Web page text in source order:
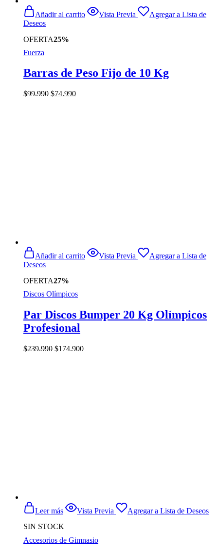
OFERTA25%
Añadir al carrito Vista Previa
Agregar a Lista de
Deseos
Fuerza
Barras de Peso Fijo de 10 Kg
$99.990 El
$74.990El
OFERTA27%
Añadir al carrito Vista Previa
Agregar a Lista de
Deseos
Discos Olímpicos
Par Discos Bumper 20 Kg Olímpicos
Profesional
$239.990 El
$174.900El
SIN STOCK
Leer más Vista Previa Agregar a Lista de Deseos
Accesorios de Gimnasio